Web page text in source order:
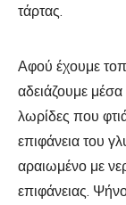
τάρτας.
Αφού έχουμε
αδειάζουμε
λωρίδες που
επιφάνεια του
αραιωμένο με
επιφάνειας.